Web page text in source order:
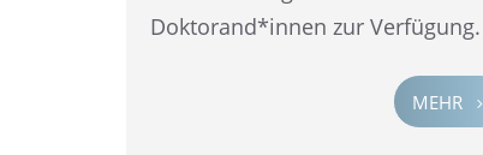
Doktorand*innen zur Verfügung.
MEHR 5